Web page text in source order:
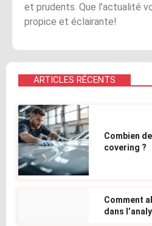
et prudents. Que l’actualité
propice et éclairante!
ARTICLES RÉCENTS
Combien
covering ?
Comment
dans